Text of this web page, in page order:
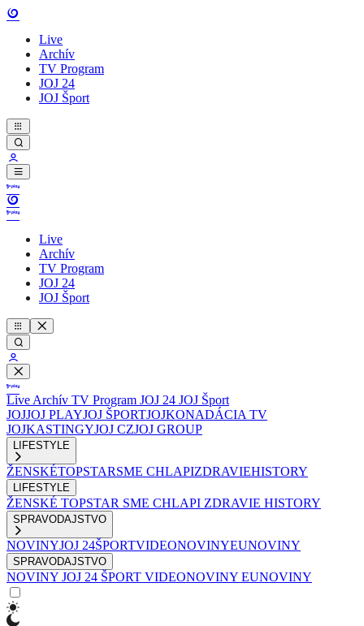
Live
Archív
TV Program
JOJ 24
JOJ Šport
Live
Archív
TV Program
JOJ 24
JOJ Šport
Live Archív TV Program JOJ 24 JOJ Šport
JOJJOJ PLAYJOJ ŠPORTJOJKONADÁCIA TV
JOJKASTINGYJOJ CZJOJ GROUP
LIFESTYLE
ŽENSKÉTOPSTARSME CHLAPIZDRAVIEHISTORY
LIFESTYLE
ŽENSKÉ TOPSTAR SME CHLAPI ZDRAVIE HISTORY
SPRAVODAJSTVO
NOVINYJOJ 24ŠPORTVIDEONOVINYEUNOVINY
SPRAVODAJSTVO
NOVINY JOJ 24 ŠPORT VIDEONOVINY EUNOVINY